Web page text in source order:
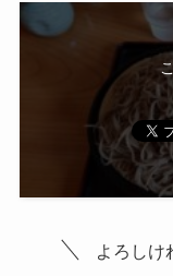
よろしけ